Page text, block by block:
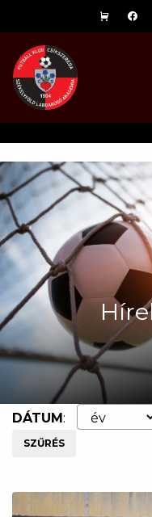
DÁTUM:
SZŰRÉS